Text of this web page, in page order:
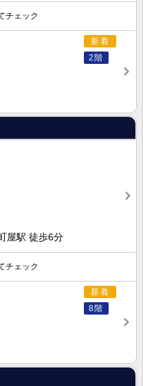
チェック
新着
2階
屋駅 徒歩6分
チェック
新着
8階